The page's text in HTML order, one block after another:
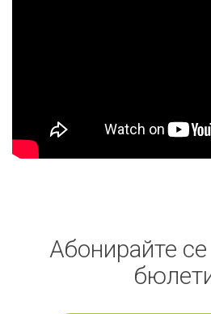
Абонирайте